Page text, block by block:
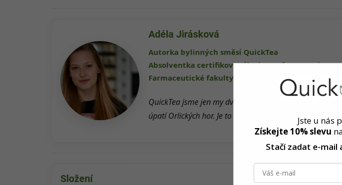
Adéla Jirásková
Autorka bylinných směsí QuickTea
Absolventka certifikovaného kurzu fytoterapie
Farmaceutické fakulty Univerzity Karlovy
QuickTea jsme jen my dva – Adéla a Štěpán. Všechny
úpatí Orlických hor. Je to naše radost a srdcová záležitost.
Složení
Jste u nás
Získejte 10% slevu
Stačí zadat e-mail